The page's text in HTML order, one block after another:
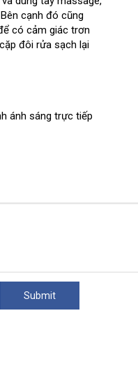
cạnh đó link
web
cũng
giá
có cảm giác trơn
đôi rửa sạch lại
ánh sáng trực tiếp